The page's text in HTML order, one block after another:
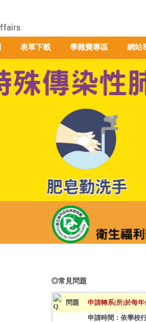
表單下載 學雜費專區 網站
◎常見問題
問題 申請轉系(所)於每
申請時間：依學校